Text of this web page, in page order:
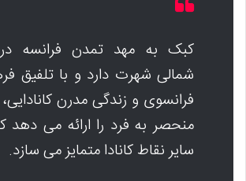
کبک به مهد تمدن فرانسه در
شمالی شهرت دارد و با تلفیق
فرانسوی و زندگی مدرن
منحصر به فرد را ارائه می دهد
سایر نقاط کانادا متمایز می سازد.